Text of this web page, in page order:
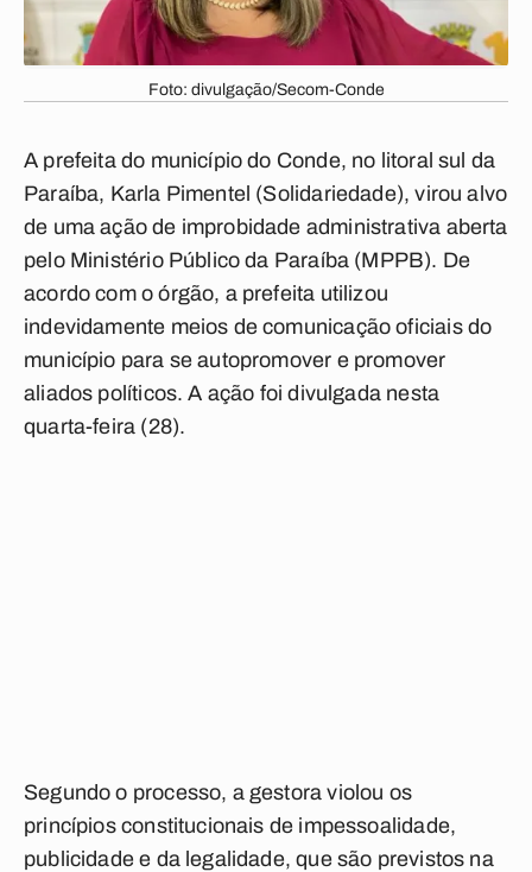
Foto: divulgação/Secom-Conde
A prefeita do município do Conde, no litoral sul da
Paraíba, Karla Pimentel (Solidariedade), virou alvo
de uma ação de improbidade administrativa aberta
pelo Ministério Público da Paraíba (MPPB). De
acordo com o órgão, a prefeita utilizou
indevidamente meios de comunicação oficiais do
município para se autopromover e promover
aliados políticos. A ação foi divulgada nesta
quarta-feira (28).
Segundo o processo, a gestora violou os
princípios constitucionais de impessoalidade,
publicidade e da legalidade, que são previstos na